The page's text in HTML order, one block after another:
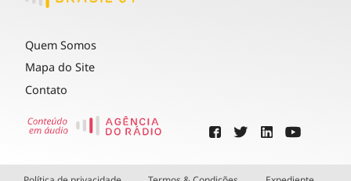
Quem Somos
Mapa do Site
Contato